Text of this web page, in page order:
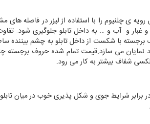
ی چلنیوم را با استفاده از لیزر در
غبار و آب و … به داخل تابلو جلوگیری شود.
با شکست از داخل تابلو به چشم بیننده
می سازد.قیمت تمام شده حروف برجسته
شفاف بیشتر به کار می رود.
برابر شرایط جوی و شکل پذیری خوب در میان